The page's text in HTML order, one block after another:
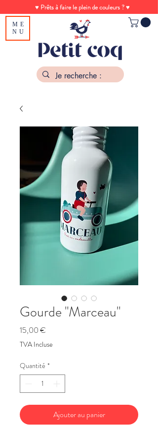
♥ Prêts à faire le plein de couleurs ? ♥
ME
NU
Gourde "Marceau"
15,00 €
TVA Incluse
Quantité *
Ajouter au panier